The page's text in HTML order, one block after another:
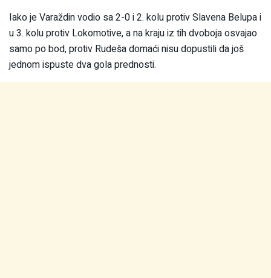
Iako je Varaždin vodio sa 2-0 i 2. kolu protiv Slavena Belupa i
u 3. kolu protiv Lokomotive, a na kraju iz tih dvoboja osvajao
samo po bod, protiv Rudeša domaći nisu dopustili da još
jednom ispuste dva gola prednosti.